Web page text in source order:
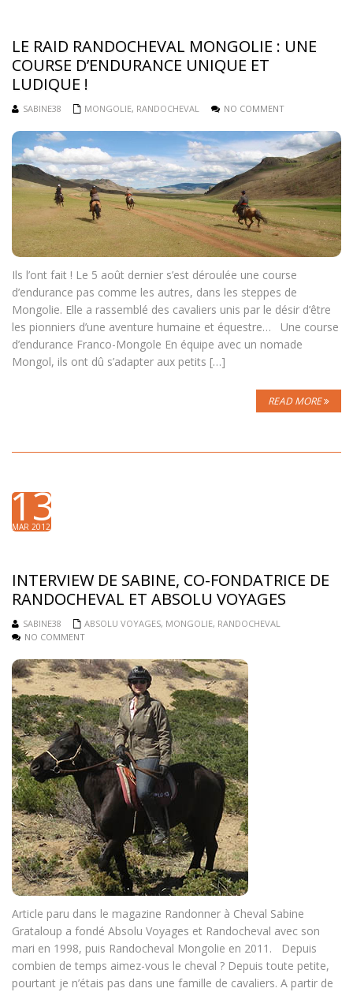
LE RAID RANDOCHEVAL MONGOLIE : UNE
COURSE D’ENDURANCE UNIQUE ET
LUDIQUE !
SABINE38 MONGOLIE, RANDOCHEVAL NO COMMENT
Ils l’ont fait ! Le 5 août dernier s’est déroulée une course
d’endurance pas comme les autres, dans les steppes de
Mongolie. Elle a rassemblé des cavaliers unis par le désir d’être
les pionniers d’une aventure humaine et équestre… Une course
d’endurance Franco-Mongole En équipe avec un nomade
Mongol, ils ont dû s’adapter aux petits […]
READ MORE
13
MAR 2012
INTERVIEW DE SABINE, CO-FONDATRICE DE
RANDOCHEVAL ET ABSOLU VOYAGES
SABINE38 ABSOLU VOYAGES, MONGOLIE, RANDOCHEVAL
NO COMMENT
Article paru dans le magazine Randonner à Cheval Sabine
Grataloup a fondé Absolu Voyages et Randocheval avec son
mari en 1998, puis Randocheval Mongolie en 2011. Depuis
combien de temps aimez-vous le cheval ? Depuis toute petite,
pourtant je n’étais pas dans une famille de cavaliers. A partir de